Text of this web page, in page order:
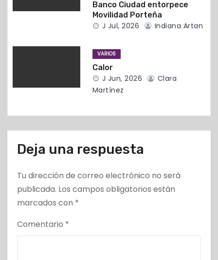
r
d
s
Banco Ciudad entorpece
Movilidad Porteña
J Jul, 2026 Indiana Artan
VARIOS
Calor
J Jun, 2026
Clara
Martínez
Deja una respuesta
Tu dirección de correo electrónico no será
publicada. Los campos obligatorios están
marcados con *
Comentario *